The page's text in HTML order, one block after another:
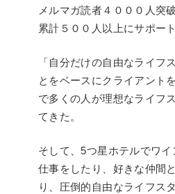
メルマガ読者４０００人突破
累計５００人以上にサポート
「自分だけの自由なライフ
とをベースにクライアント
で多くの人が理想なライフ
てきた。
そして、5つ星ホテルでワイ
仕事をしたり、好きな仲間
り、圧倒的自由なライフス